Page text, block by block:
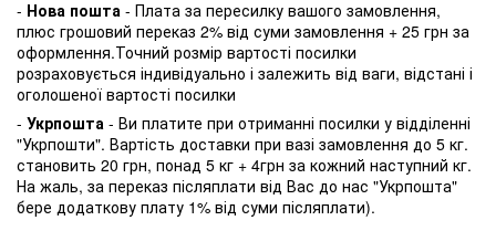
- Нова пошта - Плата за пересилку вашого замовлення,
плюс грошовий переказ 2% від суми замовлення + 25 грн за
оформлення.Точний розмір вартості посилки
розраховується індивідуально і залежить від ваги, відстані і
оголошеної вартості посилки
- Укрпошта - Ви платите при отриманні посилки у відділенні
"Укрпошти". Вартість доставки при вазі замовлення до 5 кг.
становить 20 грн, понад 5 кг + 4грн за кожний наступний кг.
На жаль, за переказ післяплати від Вас до нас "Укрпошта"
бере додаткову плату 1% від суми післяплати).